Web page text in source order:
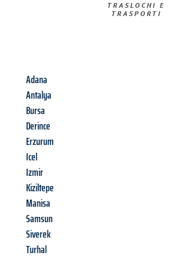
TRASLOCHI E
TRASPORTI​
Adana
Antalya
Bursa
Derince
Erzurum
Icel
Izmir
Kiziltepe
Manisa
Samsun
Siverek
Turhal